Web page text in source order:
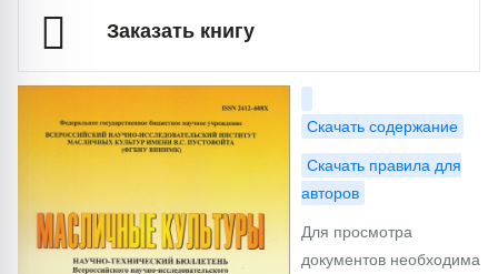
Заказать книгу
Скачать содержание
Скачать правила для
авторов
Для просмотра
документов необходима